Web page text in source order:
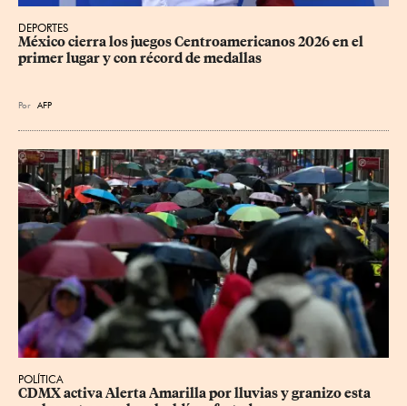
DEPORTES
México cierra los juegos Centroamericanos 2026 en el
primer lugar y con récord de medallas
Por AFP
POLÍTICA
CDMX activa Alerta Amarilla por lluvias y granizo esta